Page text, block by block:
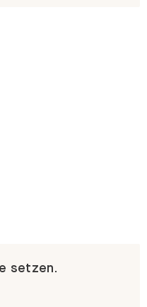
setzen.